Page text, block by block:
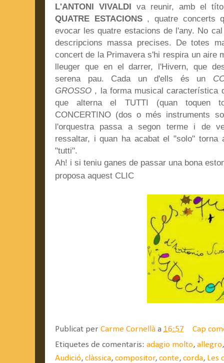
L'ANTONI VIVALDI va reunir, amb el
QUATRE ESTACIONS , quatre concerts
evocar les quatre estacions de l'any. No
descripcions massa precises. De totes
concert de la Primavera s'hi respira un aire
lleuger que en el darrer, l'Hivern, que
serena pau. Cada un d'ells és un
GROSSO , la forma musical característica
que alterna el TUTTI (quan toquen
CONCERTINO (dos o més instruments
l'orquestra passa a segon terme i de
ressaltar, i quan ha acabat el "solo" torna
"tutti".
Ah! i si teniu ganes de passar una bona
proposa aquest CLIC
Publicat per Carme Cornellà a 16:57
Cap
Etiquetes de comentaris: adagio molto, allegro
Audició, clàssica, compositor, conte, corda, Les